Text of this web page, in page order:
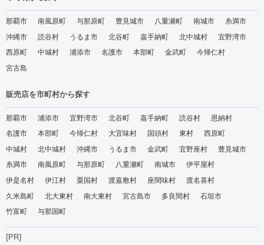
那覇市 南風原町 与那原町 豊見城市 八重瀬町 南城市
糸満市
沖縄市
読谷村 うるま市 北谷町 嘉手納町 北中城村
宜野湾市
西原町
中城村 浦添市 名護市 本部町 金武町
今帰仁村
宮古島
販売店を市町村から探す
那覇市 浦添市 宜野湾市 北谷町 嘉手納町 読谷村
恩納村
名護市
本部町 今帰仁村 大宜味村 国頭村 東村
西原町
中城村
北中城村 沖縄市 うるま市 金武町 宜野座村
豊見城市
糸満市
南風原町 与那原町 八重瀬町 南城市
伊平屋村
伊是名村
伊江村 粟国村 渡嘉敷村 座間味村
渡名喜村
久米島町
北大東村 南大東村 宮古島市 多良間村
石垣市
竹富町
与那国町
[PR]